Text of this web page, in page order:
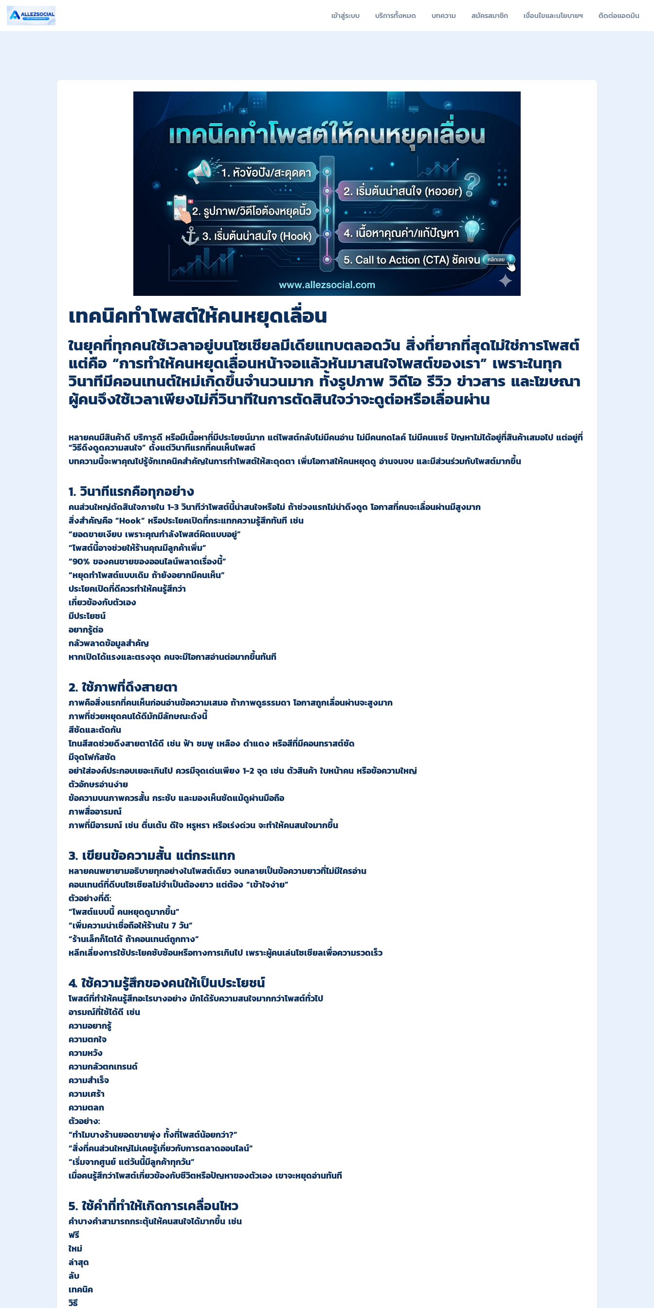
เข้าสู่ระบบ บริการทั้งหมด บทความ สมัครสมาชิก เงื่อนไขและนโยบายฯ ติดต่อแอดมิน
เทคนิคทำโพสต์ให้คนหยุดเลื่อน
ในยุคที่ทุกคนใช้เวลาอยู่บนโซเชียลมีเดียแทบตลอดวัน สิ่งที่ยากที่สุดไม่ใช่การโพสต์
แต่คือ “การทำให้คนหยุดเลื่อนหน้าจอแล้วหันมาสนใจโพสต์ของเรา” เพราะในทุก
วินาทีมีคอนเทนต์ใหม่เกิดขึ้นจำนวนมาก ทั้งรูปภาพ วิดีโอ รีวิว ข่าวสาร และโฆษณา
ผู้คนจึงใช้เวลาเพียงไม่กี่วินาทีในการตัดสินใจว่าจะดูต่อหรือเลื่อนผ่าน
หลายคนมีสินค้าดี บริการดี หรือมีเนื้อหาที่มีประโยชน์มาก แต่โพสต์กลับไม่มีคนอ่าน ไม่มีคนกดไลค์ ไม่มีคนแชร์ ปัญหาไม่ได้อยู่ที่สินค้าเสมอไป แต่อยู่ที่
“วิธีดึงดูดความสนใจ” ตั้งแต่วินาทีแรกที่คนเห็นโพสต์
บทความนี้จะพาคุณไปรู้จักเทคนิคสำคัญในการทำโพสต์ให้สะดุดตา เพิ่มโอกาสให้คนหยุดดู อ่านจนจบ และมีส่วนร่วมกับโพสต์มากขึ้น
1. วินาทีแรกคือทุกอย่าง
คนส่วนใหญ่ตัดสินใจภายใน 1-3 วินาทีว่าโพสต์นี้น่าสนใจหรือไม่ ถ้าช่วงแรกไม่น่าดึงดูด โอกาสที่คนจะเลื่อนผ่านมีสูงมาก
สิ่งสำคัญคือ “Hook” หรือประโยคเปิดที่กระแทกความรู้สึกทันที เช่น
“ยอดขายเงียบ เพราะคุณกำลังโพสต์ผิดแบบอยู่”
“โพสต์นี้อาจช่วยให้ร้านคุณมีลูกค้าเพิ่ม”
“90% ของคนขายของออนไลน์พลาดเรื่องนี้”
“หยุดทำโพสต์แบบเดิม ถ้ายังอยากมีคนเห็น”
ประโยคเปิดที่ดีควรทำให้คนรู้สึกว่า
เกี่ยวข้องกับตัวเอง
มีประโยชน์
อยากรู้ต่อ
กลัวพลาดข้อมูลสำคัญ
หากเปิดได้แรงและตรงจุด คนจะมีโอกาสอ่านต่อมากขึ้นทันที
2. ใช้ภาพที่ดึงสายตา
ภาพคือสิ่งแรกที่คนเห็นก่อนอ่านข้อความเสมอ ถ้าภาพดูธรรมดา โอกาสถูกเลื่อนผ่านจะสูงมาก
ภาพที่ช่วยหยุดคนได้ดีมักมีลักษณะดังนี้
สีชัดและตัดกัน
โทนสีสดช่วยดึงสายตาได้ดี เช่น ฟ้า ชมพู เหลือง ดำแดง หรือสีที่มีคอนทราสต์ชัด
มีจุดโฟกัสชัด
อย่าใส่องค์ประกอบเยอะเกินไป ควรมีจุดเด่นเพียง 1-2 จุด เช่น ตัวสินค้า ใบหน้าคน หรือข้อความใหญ่
ตัวอักษรอ่านง่าย
ข้อความบนภาพควรสั้น กระชับ และมองเห็นชัดแม้ดูผ่านมือถือ
ภาพสื่ออารมณ์
ภาพที่มีอารมณ์ เช่น ตื่นเต้น ดีใจ หรูหรา หรือเร่งด่วน จะทำให้คนสนใจมากขึ้น
3. เขียนข้อความสั้น แต่กระแทก
หลายคนพยายามอธิบายทุกอย่างในโพสต์เดียว จนกลายเป็นข้อความยาวที่ไม่มีใครอ่าน
คอนเทนต์ที่ดีบนโซเชียลไม่จำเป็นต้องยาว แต่ต้อง “เข้าใจง่าย”
ตัวอย่างที่ดี:
“โพสต์แบบนี้ คนหยุดดูมากขึ้น”
“เพิ่มความน่าเชื่อถือให้ร้านใน 7 วัน”
“ร้านเล็กก็โตได้ ถ้าคอนเทนต์ถูกทาง”
หลีกเลี่ยงการใช้ประโยคซับซ้อนหรือทางการเกินไป เพราะผู้คนเล่นโซเชียลเพื่อความรวดเร็ว
4. ใช้ความรู้สึกของคนให้เป็นประโยชน์
โพสต์ที่ทำให้คนรู้สึกอะไรบางอย่าง มักได้รับความสนใจมากกว่าโพสต์ทั่วไป
อารมณ์ที่ใช้ได้ดี เช่น
ความอยากรู้
ความตกใจ
ความหวัง
ความกลัวตกเทรนด์
ความสำเร็จ
ความเศร้า
ความตลก
ตัวอย่าง:
“ทำไมบางร้านยอดขายพุ่ง ทั้งที่โพสต์น้อยกว่า?”
“สิ่งที่คนส่วนใหญ่ไม่เคยรู้เกี่ยวกับการตลาดออนไลน์”
“เริ่มจากศูนย์ แต่วันนี้มีลูกค้าทุกวัน”
เมื่อคนรู้สึกว่าโพสต์เกี่ยวข้องกับชีวิตหรือปัญหาของตัวเอง เขาจะหยุดอ่านทันที
5. ใช้คำที่ทำให้เกิดการเคลื่อนไหว
คำบางคำสามารถกระตุ้นให้คนสนใจได้มากขึ้น เช่น
ฟรี
ใหม่
ล่าสุด
ลับ
เทคนิค
วิธี